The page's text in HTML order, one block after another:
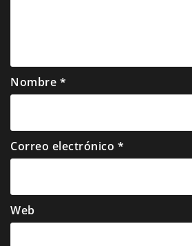
Nombre *
Correo electrónico *
Web